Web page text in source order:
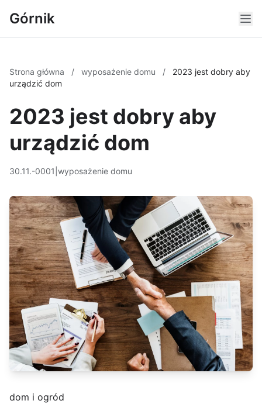
Górnik
Strona główna / wyposażenie domu /
2023 jest dobry aby
urządzić dom
2023 jest dobry aby
urządzić dom
30.11.-0001 wyposażenie domu
dom i ogród